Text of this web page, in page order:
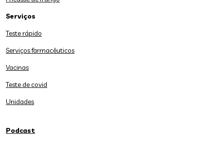
Serviços
Teste rápido
Serviços farmacêuticos
Vacinas
Teste de covid
Unidades
Podcast